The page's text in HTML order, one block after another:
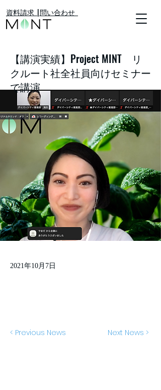
​資料請求 |​問い合わせ
2021年10月7日
< Previous News Next News >
【講演実績】Project MINT リ
クルート社全社員向けセミナー
で講演